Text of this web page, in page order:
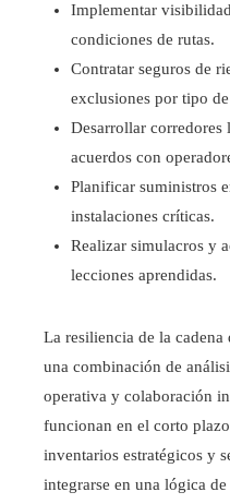
Implementar
condiciones de rutas.
Contratar seguros de
exclusiones por tipo
Desarrollar
acuerdos con
Planificar suministros
instalaciones críticas.
Realizar simulacros y
lecciones aprendidas.
La resiliencia de la
una combinación de
operativa y colaboración
funcionan en el corto
inventarios estratégicos y
integrarse en una lógica